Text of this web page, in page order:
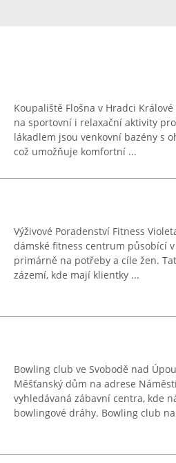
Koupaliště Flošna v Hradci
na sportovní i relaxační aktivity
lákadlem jsou venkovní bazény s
což umožňuje komfortní ...
Výživové Poradenství Fitness
dámské fitness centrum působící
primárně na potřeby a cíle žen.
zázemí, kde mají klientky ...
Bowling club ve Svobodě nad
Měšťanský dům na adrese
vyhledávaná zábavní centra, kde
bowlingové dráhy. Bowling club